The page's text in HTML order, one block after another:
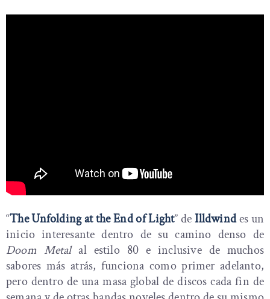
“The Unfolding at the End of Light” deIlldwindes un
inicio interesante dentro de su camino denso de
Doom Metalal estilo 80 e inclusive de muchos
sabores más atrás, funciona como primer adelanto,
pero dentro de una masa global de discos cada fin de